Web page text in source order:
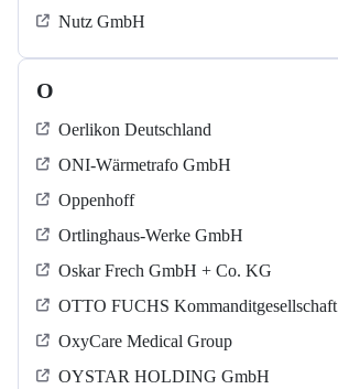
Nutz GmbH
O
Oerlikon Deutschland
ONI-Wärmetrafo GmbH
Oppenhoff
Ortlinghaus-Werke GmbH
Oskar Frech GmbH + Co. KG
OTTO FUCHS Kommanditgesellschaft
OxyCare Medical Group
OYSTAR HOLDING GmbH